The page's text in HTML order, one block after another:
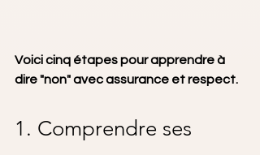
Voici cinq étapes pour apprendre à
dire "non" avec assurance et respect.
1. Comprendre ses